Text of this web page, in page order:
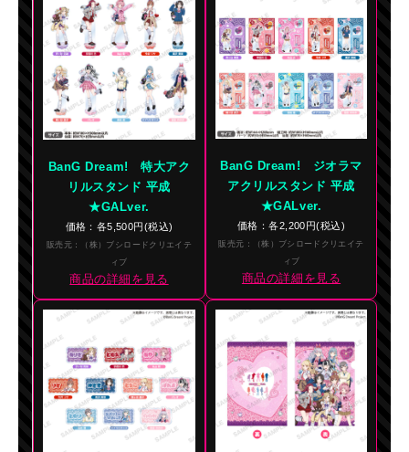
BanG Dream! 特大アク
リルスタンド 平成
★GALver.
価格：各5,500円(税込)
販売元：（株）ブシロードクリエイテ
ィブ
商品の詳細を見る
BanG Dream! ジオラマ
アクリルスタンド 平成
★GALver.
価格：各2,200円(税込)
販売元：（株）ブシロードクリエイテ
ィブ
商品の詳細を見る